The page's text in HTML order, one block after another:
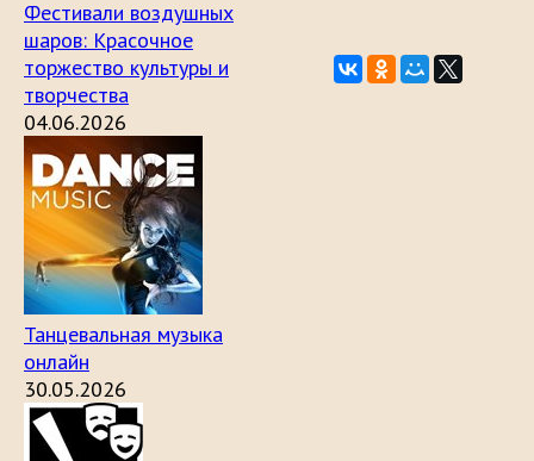
Фестивали воздушных
шаров: Красочное
торжество культуры и
творчества
04.06.2026
Танцевальная музыка
онлайн
30.05.2026